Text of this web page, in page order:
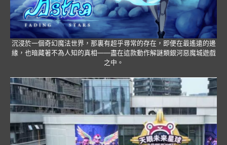
沉浸於一個奇幻魔法世界，那裏有超乎尋常的存在，即便在最遙遠的邊
緣，也暗藏著不為人知的真相——盡在這款動作解謎類銀河惡魔城遊戲
之中。